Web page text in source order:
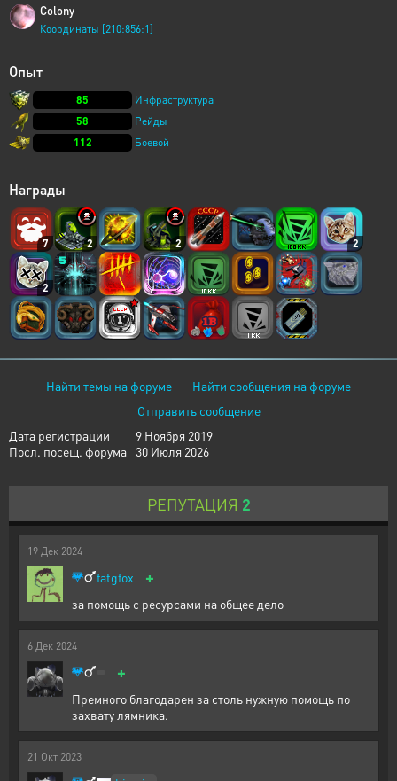
Colony
Координаты [210:856:1]
Опыт
85
Инфраструктура
58
Рейды
112
Боевой
Награды
7 2 2 2
2
Найти темы на форуме
Найти сообщения на форуме
Отправить сообщение
Дата регистрации
9 Ноября 2019
Посл. посещ. форума 30 Июля 2026
РЕПУТАЦИЯ 2
19 Дек 2024
fatgfox +
за помощь с ресурсами на общее дело
6 Дек 2024
+
Премного благодарен за столь нужную помощь по
захвату лямника.
21 Окт 2023